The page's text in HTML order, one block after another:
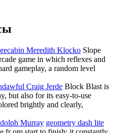
Meredith Klocko Slope
game in which reflexes and
gameplay, a random level
Craig Jerde Block Blast is
but also for its easy-to-use
brightly and clearly,
Murray geometry dash lite